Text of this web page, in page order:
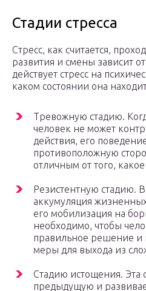
Стадии стресса
Стресс, как считается,
развития и смены зависит
действует стресс на
каком состоянии она
Тревожную стадию.
человек не может
действия, его
противоположную
отличным от того,
Резистентную стадию.
аккумуляция
его мобилизация на
необходимо, чтобы
правильное решение и
меры для выхода из
Стадию истощения. Эта
предыдущую и